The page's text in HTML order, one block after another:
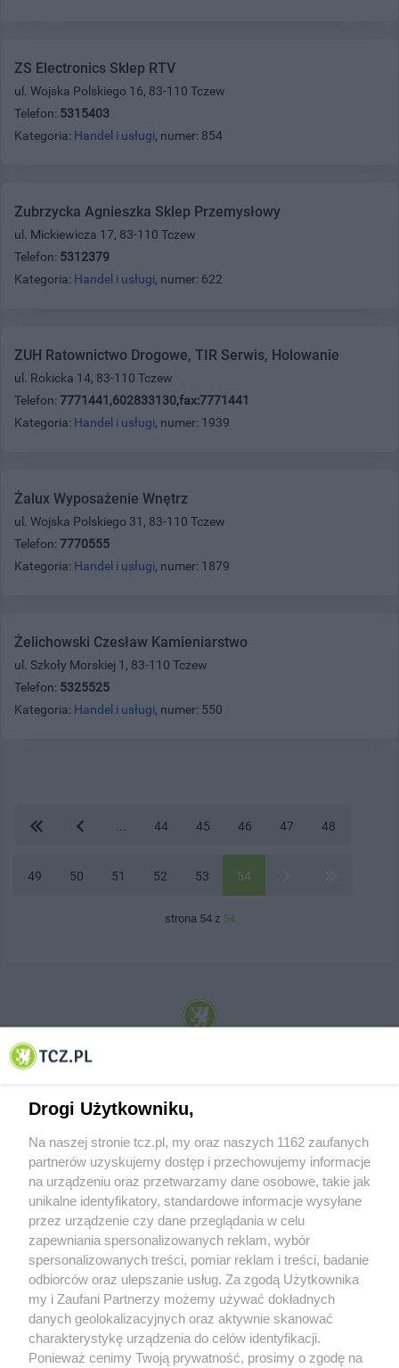
ZS Electronics Sklep RTV
ul. Wojska Polskiego 16, 83-110 Tczew
Telefon: 5315403
Kategoria: Handel i usługi, numer: 854
Zubrzycka Agnieszka Sklep Przemysłowy
ul. Mickiewicza 17, 83-110 Tczew
Telefon: 5312379
Kategoria: Handel i usługi, numer: 622
ZUH Ratownictwo Drogowe, TIR Serwis, Holowanie
ul. Rokicka 14, 83-110 Tczew
Telefon: 7771441,602833130,fax:7771441
Kategoria: Handel i usługi, numer: 1939
Żalux Wyposażenie Wnętrz
ul. Wojska Polskiego 31, 83-110 Tczew
Telefon: 7770555
Kategoria: Handel i usługi, numer: 1879
Żelichowski Czesław Kamieniarstwo
ul. Szkoły Morskiej 1, 83-110 Tczew
Telefon: 5325525
Kategoria: Handel i usługi, numer: 550
44 45 46 47 48
49 50 51 52 53 54
strona 54 z 54
© 2001-2026 Tczew - TCZ.PL Sp. z o.o. Internetowy Serwis Informacyjny Miasta
O FIRMIE POLITYKA PRYWATNOŚCI HOSTING
REKLAMA WSPÓŁPRACA RSS FACEBOOK KONTAKT
Nasze serwisy
Aktualności
Muzyka i kultura
Drogi Użytkowniku,
Na naszej stronie tcz.pl, my oraz naszych 1162 zaufanych
partnerów uzyskujemy dostęp i przechowujemy informacje
na urządzeniu oraz przetwarzamy dane osobowe, takie jak
unikalne identyfikatory, standardowe informacje wysyłane
przez urządzenie czy dane przeglądania w celu
zapewniania spersonalizowanych reklam, wybór
spersonalizowanych treści, pomiar reklam i treści, badanie
odbiorców oraz ulepszanie usług. Za zgodą Użytkownika
my i Zaufani Partnerzy możemy używać dokładnych
danych geolokalizacyjnych oraz aktywnie skanować
charakterystykę urządzenia do celów identyfikacji.
Ponieważ cenimy Twoją prywatność, prosimy o zgodę na